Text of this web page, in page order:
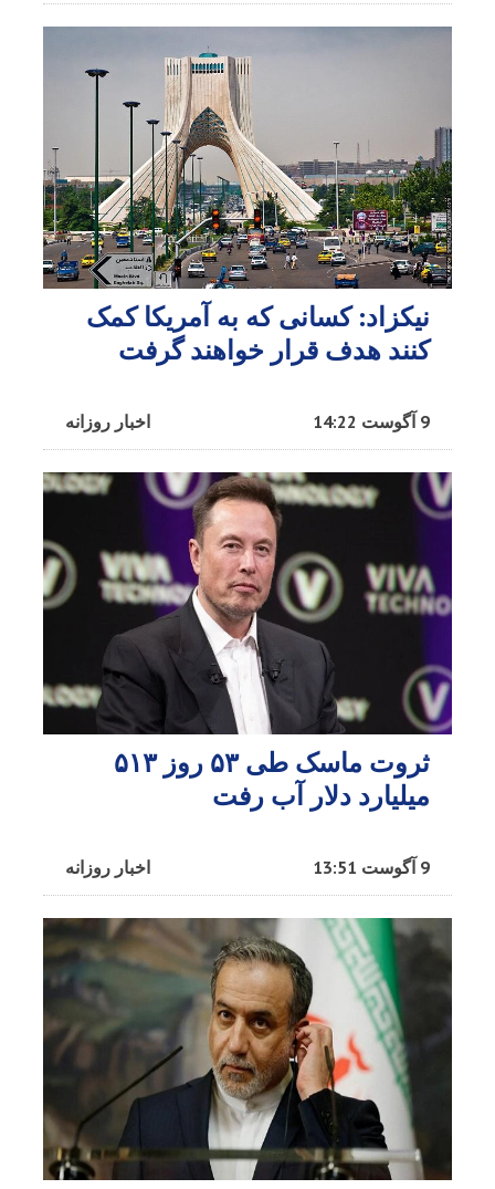
نیکزاد: کسانی که به آمریکا کمک
کنند هدف قرار خواهند گرفت
اخبار روزانه 9 آگوست 14:22
ثروت ماسک طی ۵۳ روز ۵۱۳
میلیارد دلار آب رفت
اخبار روزانه 9 آگوست 13:51